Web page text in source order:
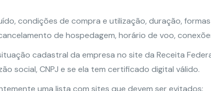
condições de compra e utilização, duração,
de hospedagem, horário de voo,
cadastral da empresa no site da Receita
social, CNPJ e se ela tem certificado digital válido.
uma lista com sites que devem ser evitados: